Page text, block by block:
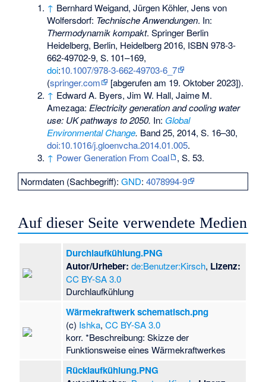
↑ Bernhard Weigand, Jürgen Köhler, Jens von
Wolfersdorf: Technische Anwendungen. In:
Thermodynamik kompakt. Springer Berlin
Heidelberg, Berlin, Heidelberg 2016, ISBN 978-3-
662-49702-9,S. 101–169,
doi:10.1007/978-3-662-49703-6_7
(springer.com
[abgerufen am 19. Oktober 2023]).
↑ Edward A. Byers, Jim W. Hall, Jaime M.
Amezaga: Electricity generation and cooling water
use: UK pathways to 2050. In: Global
Environmental Change. Band 25, 2014, S. 16–30,
doi:10.1016/j.gloenvcha.2014.01.005.
↑ Power Generation From Coal
, S. 53.
Normdaten (Sachbegriff):GND:4078994-9
Auf dieser Seite verwendete Medien
Durchlaufkühlung.PNG
Autor/Urheber: de:Benutzer:Kirsch, Lizenz:
CC BY-SA 3.0
Durchlaufkühlung
Wärmekraftwerk schematisch.png
(c) Ishka,CC BY-SA 3.0
korr. *Beschreibung: Skizze der
Funktionsweise eines Wärmekraftwerkes
Rücklaufkühlung.PNG